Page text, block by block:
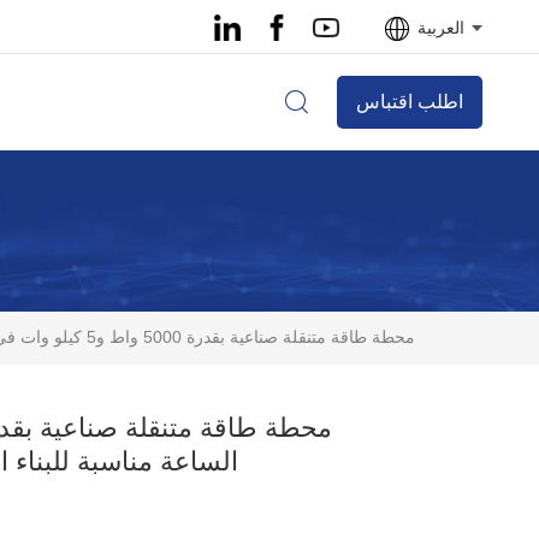
العربية
اطلب اقتباس
محطة طاقة متنقلة صناعية بقدرة 5000 واط و5 كيلو وات في الساعة مناسبة للبناء اللاسلكي والعمليات في الموقع
الساعة مناسبة